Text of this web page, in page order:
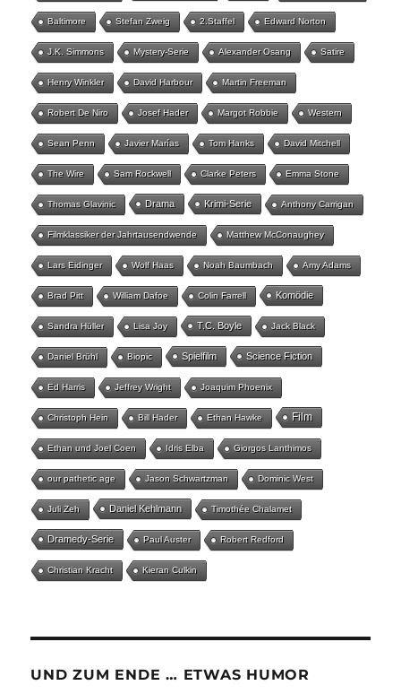
Baltimore Stefan Zweig 2.Staffel Edward Norton
J.K. Simmons Mystery-Serie Alexander Osang Satire
Henry Winkler David Harbour Martin Freeman
Robert De Niro Josef Hader Margot Robbie Western
Sean Penn Javier Marías Tom Hanks David Mitchell
The Wire Sam Rockwell Clarke Peters Emma Stone
Thomas Glavinic Drama Krimi-Serie Anthony Carrigan
Filmklassiker der Jahrtausendwende Matthew McConaughey
Lars Eidinger Wolf Haas Noah Baumbach Amy Adams
Brad Pitt William Dafoe Colin Farrell Komödie
Sandra Hüller Lisa Joy T.C. Boyle Jack Black
Daniel Brühl Biopic Spielfilm Science Fiction
Ed Harris Jeffrey Wright Joaquim Phoenix
Christoph Hein Bill Hader Ethan Hawke Film
Ethan und Joel Coen Idris Elba Giorgos Lanthimos
our pathetic age Jason Schwartzman Dominic West
Juli Zeh Daniel Kehlmann Timothée Chalamet
Dramedy-Serie Paul Auster Robert Redford
Christian Kracht Kieran Culkin
UND ZUM ENDE … ETWAS HUMOR